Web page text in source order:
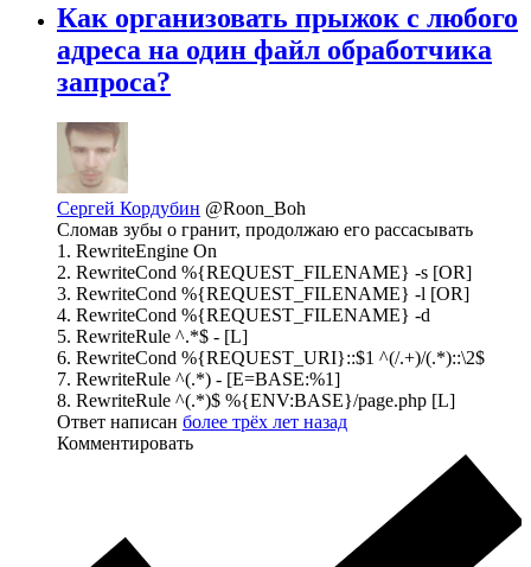
Как организовать прыжок с любого
адреса на один файл обработчика
запроса?
Сергей Кордубин @Roon_Boh
Сломав зубы о гранит, продолжаю его рассасывать
1. RewriteEngine On
2. RewriteCond %{REQUEST_FILENAME} -s [OR]
3. RewriteCond %{REQUEST_FILENAME} -l [OR]
4. RewriteCond %{REQUEST_FILENAME} -d
5. RewriteRule ^.*$ - [L]
6. RewriteCond %{REQUEST_URI}::$1 ^(/.+)/(.*)::\2$
7. RewriteRule ^(.*) - [E=BASE:%1]
8. RewriteRule ^(.*)$ %{ENV:BASE}/page.php [L]
Ответ написан более трёх лет назад
Комментировать